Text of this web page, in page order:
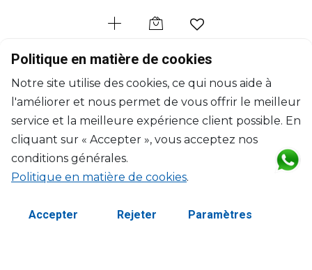
GIEN
Gobelet à thé bordeaux
27cl, H: 9.4cm, D: 8.2cm
$54
Politique en matière de cookies
Notre site utilise des cookies, ce qui nous aide à
l'améliorer et nous permet de vous offrir le meilleur
service et la meilleure expérience client possible. En
cliquant sur « Accepter », vous acceptez nos
conditions générales.
Politique en matière de cookies.
Accepter Rejeter Paramètres